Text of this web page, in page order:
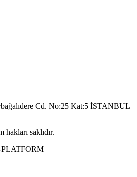
Cd. No:25 Kat:5 İSTANBUL
saklıdır.